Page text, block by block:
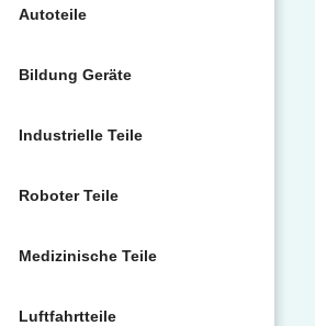
Autoteile
Bildung Geräte
Industrielle Teile
Roboter Teile
Medizinische Teile
Luftfahrtteile